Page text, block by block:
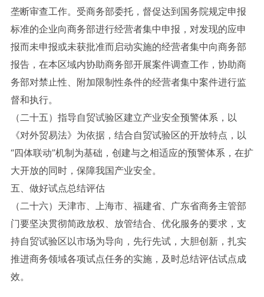
垄断审查工作。受商务部委托，督促达到国务院规定申报
标准的企业向商务部进行经营者集中申报，对发现的应申
报而未申报或未获批准而启动实施的经营者集中向商务部
报告，在本区域内协助商务部开展案件调查工作，协助商
务部对禁止性、附加限制性条件的经营者集中案件进行监
督和执行。
（二十五）指导自贸试验区建立产业安全预警体系，以
《对外贸易法》为依据，结合自贸试验区的开放特点，以
“四体联动”机制为基础，创建与之相适应的预警体系，在扩
大开放的同时，保障我国产业安全。
五、做好试点总结评估
（二十六）天津市、上海市、福建省、广东省商务主管部
门要坚决贯彻简政放权、放管结合、优化服务的要求，支
持自贸试验区以市场为导向，先行先试，大胆创新，扎实
推进商务领域各项试点任务的实施，及时总结评估试点成
效。